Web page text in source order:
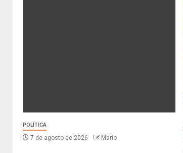
POLÍTICA
7 de agosto de 2026 Mario